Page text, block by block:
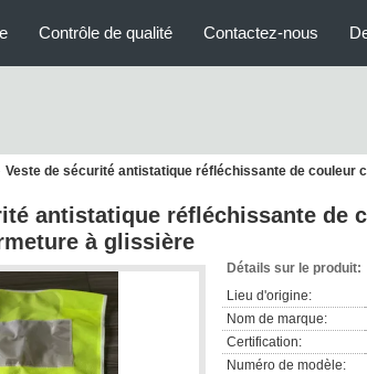
Contrôle de qualité Contactez-nous
Veste de sécurité antistatique réfléchissante de couleur
antistatique réfléchissante de
à glissière
Détails sur le produit:
Lieu d'origine:
Nom de marque:
Certification:
Numéro de modèle: